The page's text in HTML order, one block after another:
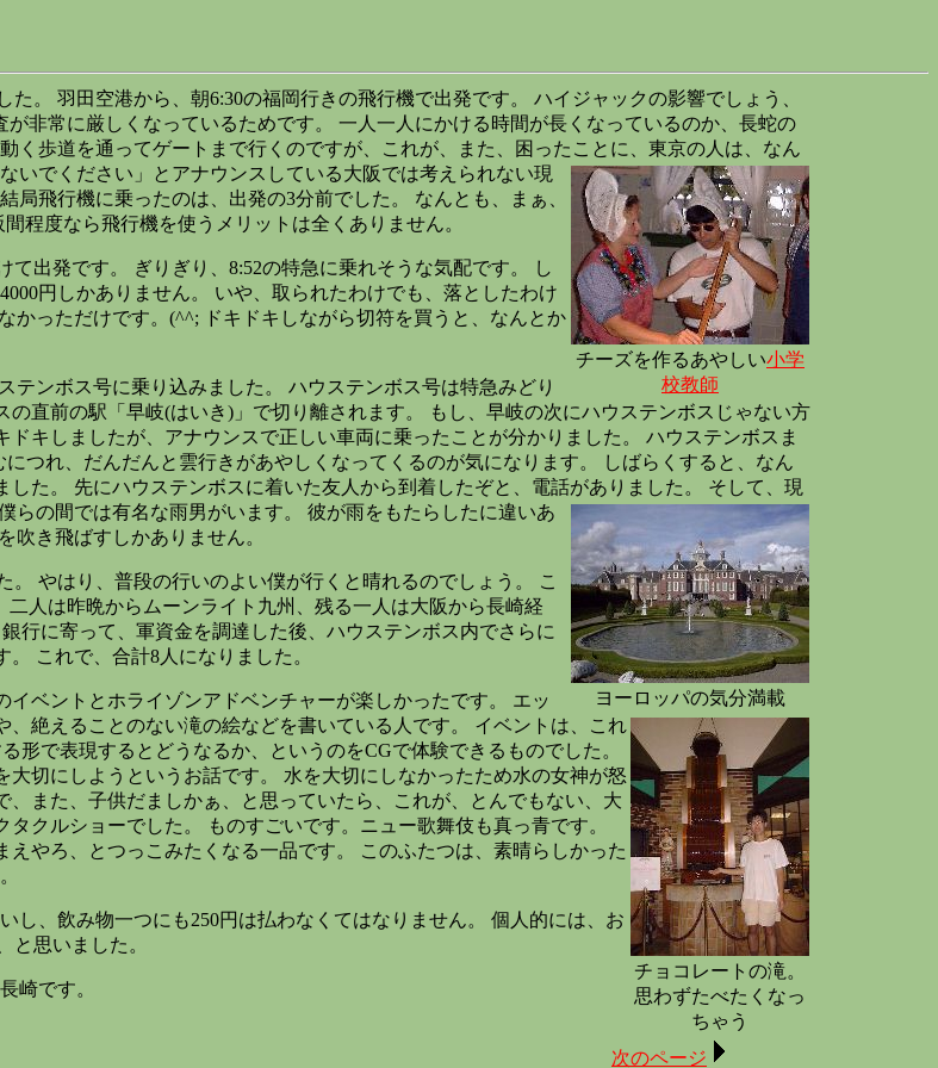
。 羽田空港から、朝6:30の福岡行きの飛行機で出発です。 ハイジャックの影響でしょう、
非常に厳しくなっているためです。 一人一人にかける時間が長くなっているのか、長蛇の
く歩道を通ってゲートまで行くのですが、これが、また、困ったことに、東京の人は、なん
チーズを作るあやしい小学
校教師
ないでください」とアナウンスしている大阪では考えられない現
飛行機に乗ったのは、出発の3分前でした。 なんとも、まぁ、
程度なら飛行機を使うメリットは全くありません。
出発です。 ぎりぎり、8:52の特急に乗れそうな気配です。 し
円しかありません。 いや、取られたわけでも、落としたわけ
かっただけです。(^^; ドキドキしながら切符を買うと、なんとか
テンボス号に乗り込みました。 ハウステンボス号は特急みどり
の直前の駅「早岐(はいき)」で切り離されます。 もし、早岐の次にハウステンボスじゃない方
キしましたが、アナウンスで正しい車両に乗ったことが分かりました。 ハウステンボスま
つれ、だんだんと雲行きがあやしくなってくるのが気になります。 しばらくすると、なん
した。 先にハウステンボスに着いた友人から到着したぞと、電話がありました。 そして、現
ヨーロッパの気分満載
らの間では有名な雨男がいます。 彼が雨をもたらしたに違いあ
吹き飛ばすしかありません。
やはり、普段の行いのよい僕が行くと晴れるのでしょう。 こ
人は昨晩からムーンライト九州、残る一人は大阪から長崎経
銀行に寄って、軍資金を調達した後、ハウステンボス内でさらに
これで、合計8人になりました。
ベントとホライゾンアドベンチャーが楽しかったです。 エッ
、絶えることのない滝の絵などを書いている人です。
チョコレートの滝。
思わずたべたくなっ
ちゃう
イベントは、これ
形で表現するとどうなるか、というのをCGで体験できるものでした。
大切にしようというお話です。 水を大切にしなかったため水の女神が怒
、また、子供だましかぁ、と思っていたら、これが、とんでもない、大
クルショーでした。 ものすごいです。ニュー歌舞伎も真っ青です。
えやろ、とつっこみたくなる一品です。 このふたつは、素晴らしかった
、飲み物一つにも250円は払わなくてはなりません。 個人的には、お
思いました。
崎です。
次のページ